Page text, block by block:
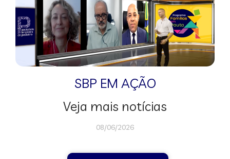
SBP EM AÇÃO
Veja mais notícias
08/06/2026